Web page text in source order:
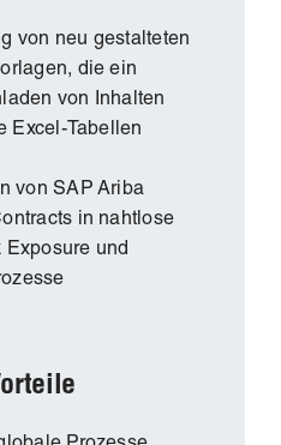
von neu gestalteten
die ein
von Inhalten
Excel-Tabellen
von SAP Ariba
in nahtlose
Exposure und